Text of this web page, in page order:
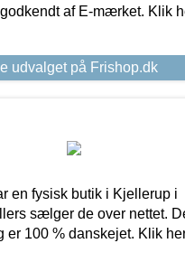
af E-mærket. Klik
udvalget på Frishop.dk
en fysisk butik i Kjellerup i
sælger de over nettet.
er 100 % danskejet. Klik